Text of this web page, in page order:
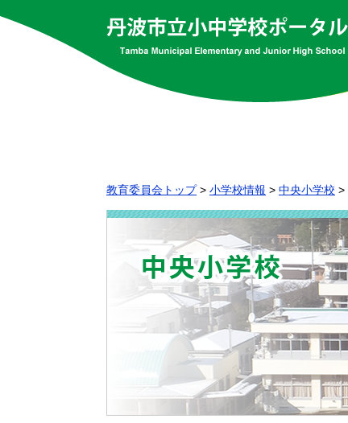
教育委員会トップ > 小学校情報 > 中央小学校 >